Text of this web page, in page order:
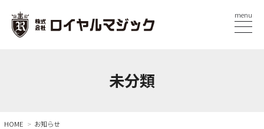
menu
未分類
HOME お知らせ